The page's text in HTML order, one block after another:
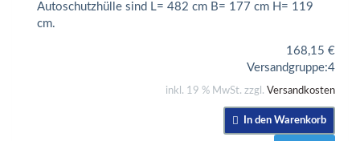
Autoschutzhülle sind L= 482 cm B= 177 cm H= 119
cm.
168,15 €
Versandgruppe:4
inkl. 19 % MwSt. zzgl. Versandkosten
In den Warenkorb